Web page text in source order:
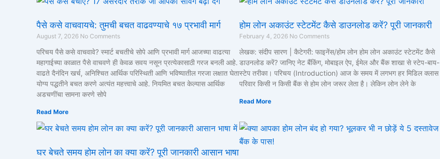
पैसे कसे वाचवायचे: तुमची बचत वाढवण्याचे १७ प्रभावी मार्ग
August 7, 2026 No Comments
परिचय पैसे कसे वाचवावे? स्मार्ट बचतीचे सोपे आणि प्रभावी मार्ग आजच्या वाढत्या
महागाईच्या काळात पैसे वाचवणे ही केवळ सवय नसून प्रत्येकासाठी गरज बनली आहे.
वाढते दैनंदिन खर्च, अनिश्चित आर्थिक परिस्थिती आणि भविष्यातील गरजा लक्षात घेता
योग्य पद्धतीने बचत करणे अत्यंत महत्त्वाचे आहे. नियमित बचत केल्यास आर्थिक
अडचणींचा सामना करणे सोपे
Read More
होम लोन अकाउंट स्टेटमेंट कैसे डाउनलोड करें? पूरी जानकारी
February 4, 2026 No Comments
लेखक: संदीप सारण | कैटेगरी: फाइनेंस/होम लोन होम लोन अकाउंट स्टेटमेंट कैसे
डाउनलोड करें? जानिए नेट बैंकिंग, मोबाइल ऐप, ईमेल और बैंक शाखा से स्टेप-बाय-
स्टेप तरीका। परिचय (Introduction) आज के समय में लगभग हर मिडिल क्लास
परिवार किसी न किसी बैंक से होम लोन जरूर लेता है। लेकिन लोन लेने के
Read More
घर बेचते समय होम लोन का क्या करें? पूरी जानकारी आसान भाषा